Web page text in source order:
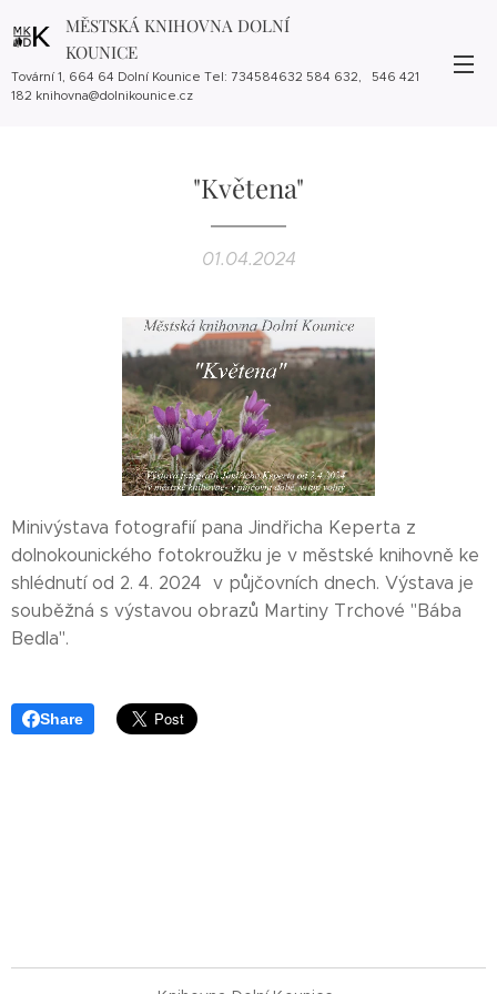
MĚSTSKÁ KNIHOVNA DOLNÍ
KOUNICE
Tovární 1, 664 64 Dolní Kounice Tel: 734584632 584 632, 546 421
182 knihovna@dolnikounice.cz
"Květena"
01.04.2024
Minivýstava fotografií pana Jindřicha Keperta z
dolnokounického fotokroužku je v městské knihovně ke
shlédnutí od 2. 4. 2024 v půjčovních dnech. Výstava je
souběžná s výstavou obrazů Martiny Trchové "Bába
Bedla".
Share